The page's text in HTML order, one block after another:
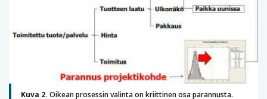
Kuva 2. Oikean prosessin valinta on kriittinen osa parannusta.